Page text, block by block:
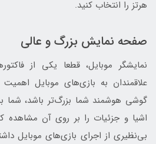
هرتز را انتخاب کنید.
صفحه نمایش بزرگ و عالی
نمایشگر موبایل، قطعا یکی از
علاقمندان به بازی‌های موبایل
گوشی هوشمند شما بزرگ‌تر باشد، شما
اشیا و جزئیات را بر روی آن مشاهده
بی‌نظیری از اجرای بازی‌های موبایل